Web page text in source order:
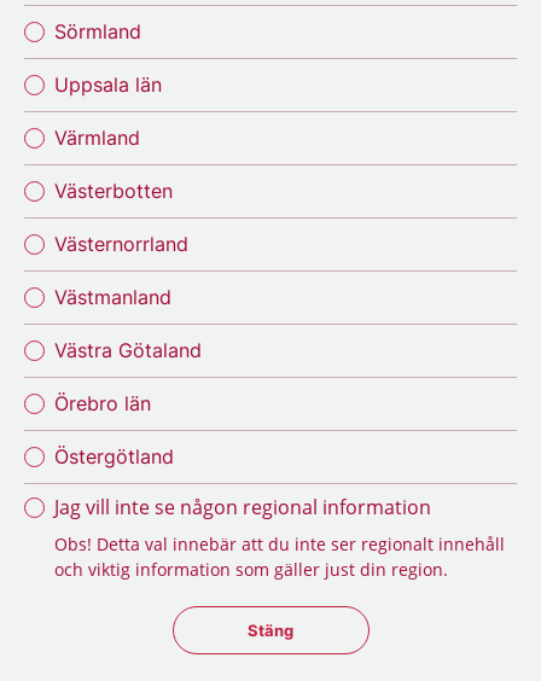
Sörmland
Uppsala län
Värmland
Västerbotten
Västernorrland
Västmanland
Västra Götaland
Örebro län
Östergötland
Jag vill inte se någon regional information
Obs! Detta val innebär att du inte ser regionalt innehåll
och viktig information som gäller just din region.
Stäng regionsväljaren
Stäng